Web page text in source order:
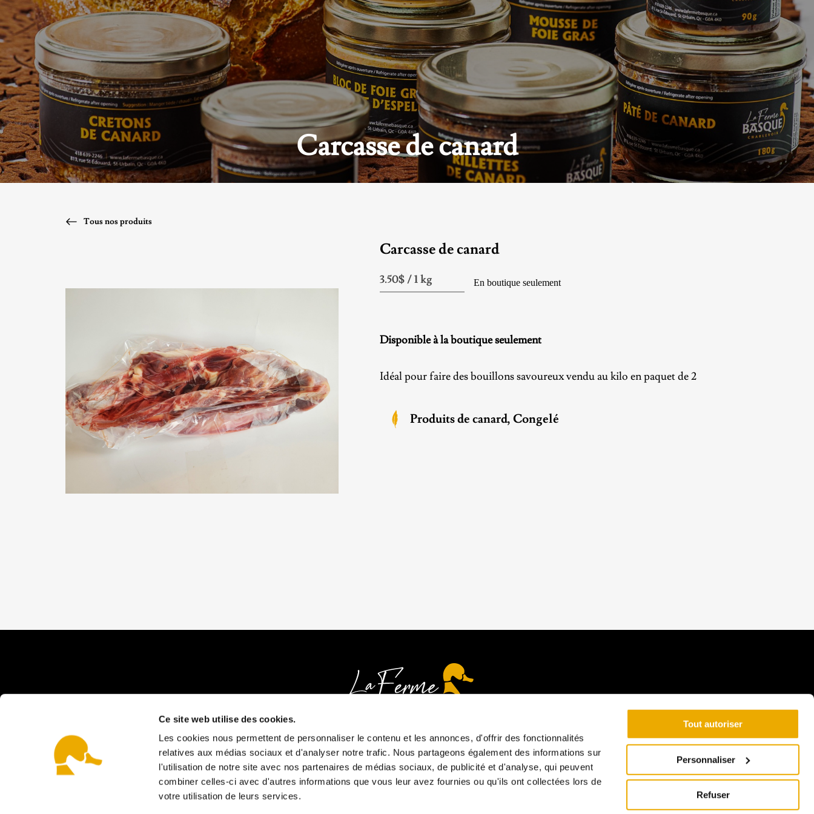
Ce site web utilise des cookies.
Les cookies nous permettent de personnaliser le contenu et les annonces, d'offrir des fonctionnalités
relatives aux médias sociaux et d'analyser notre trafic. Nous partageons également des informations sur
l'utilisation de notre site avec nos partenaires de médias sociaux, de publicité et d'analyse, qui peuvent
combiner celles-ci avec d'autres informations que vous leur avez fournies ou qu'ils ont collectées lors de
votre utilisation de leurs services.
Tout autoriser
Personnaliser
Refuser
Carcasse de canard
Tous nos produits
Carcasse de canard
En boutique seulement
Disponible à la boutique seulement
Idéal pour faire des bouillons savoureux vendu au kilo en paquet de 2
Produits de canard, Congelé
La ferme
Les recettes
Heures d'ouverture Coordonnées
Saint-Urbain, QC G0A 4K0